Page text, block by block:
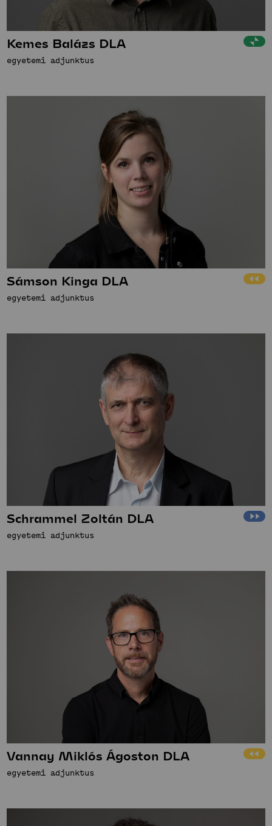
Kemes Balázs DLA
egyetemi adjunktus
Sámson Kinga DLA
egyetemi adjunktus
Schrammel Zoltán DLA
egyetemi adjunktus
Vannay Miklós Ágoston DLA
egyetemi adjunktus